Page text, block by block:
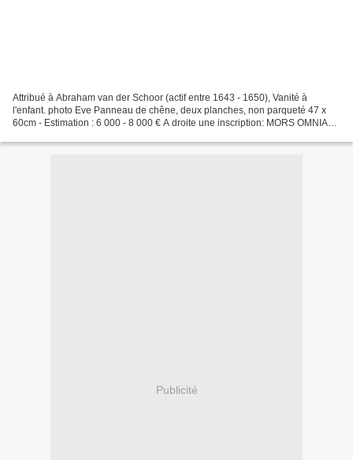
Attribué à Abraham van der Schoor (actif entre 1643 - 1650), Vanité à
l'enfant. photo Eve Panneau de chêne, deux planches, non parqueté 47 x
60cm - Estimation : 6 000 - 8 000 € A droite une inscription: MORS OMNIA
Publicité